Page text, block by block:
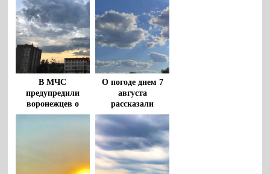
В МЧС
предупредили
воронежцев о
штормовом ветре
О погоде днем 7
августа
рассказали
воронежцам